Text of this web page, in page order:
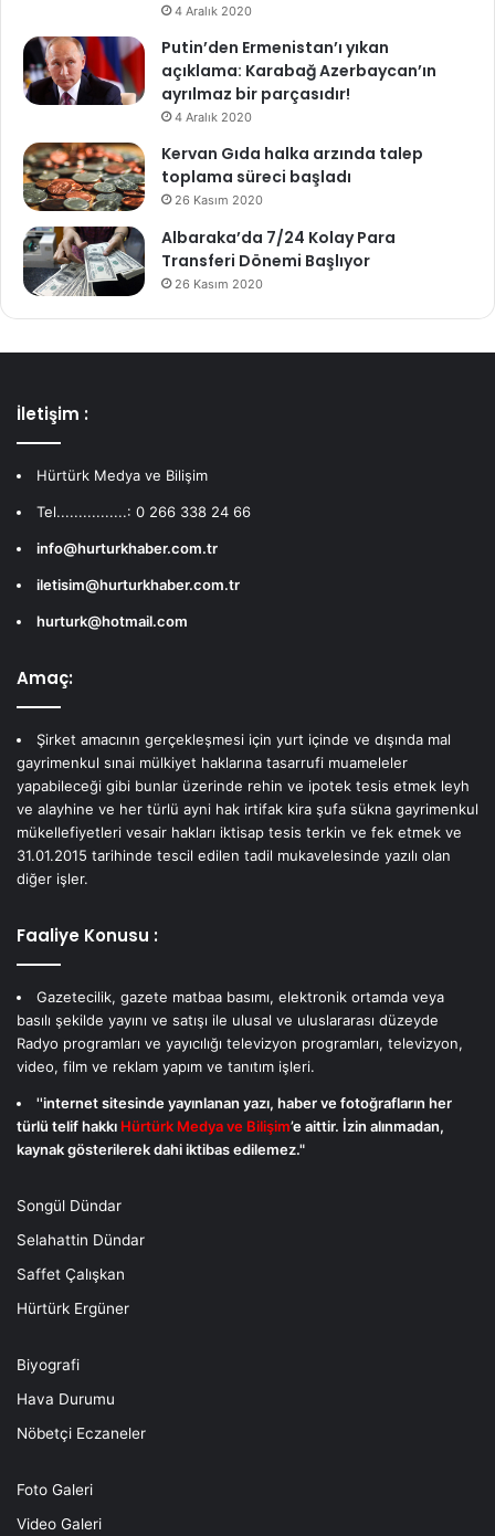
4 Aralık 2020
Putin’den Ermenistan’ı yıkan
açıklama: Karabağ Azerbaycan’ın
ayrılmaz bir parçasıdır!
4 Aralık 2020
Kervan Gıda halka arzında talep
toplama süreci başladı
26 Kasım 2020
Albaraka’da 7/24 Kolay Para
Transferi Dönemi Başlıyor
26 Kasım 2020
İletişim :
Hürtürk Medya ve Bilişim
Tel................: 0 266 338 24 66
info@hurturkhaber.com.tr
iletisim@hurturkhaber.com.tr
hurturk@hotmail.com
Amaç:
Şirket amacının gerçekleşmesi için yurt içinde ve dışında mal
gayrimenkul sınai mülkiyet haklarına tasarrufi muameleler
yapabileceği gibi bunlar üzerinde rehin ve ipotek tesis etmek leyh
ve alayhine ve her türlü ayni hak irtifak kira şufa sükna gayrimenkul
mükellefiyetleri vesair hakları iktisap tesis terkin ve fek etmek ve
31.01.2015 tarihinde tescil edilen tadil mukavelesinde yazılı olan
diğer işler.
Faaliye Konusu :
Gazetecilik, gazete matbaa basımı, elektronik ortamda veya
basılı şekilde yayını ve satışı ile ulusal ve uluslararası düzeyde
Radyo programları ve yayıcılığı televizyon programları, televizyon,
video, film ve reklam yapım ve tanıtım işleri.
''internet sitesinde yayınlanan yazı, haber ve fotoğrafların her
türlü telif hakkı Hürtürk Medya ve Bilişim’e aittir. İzin alınmadan,
kaynak gösterilerek dahi iktibas edilemez."
Songül Dündar
Selahattin Dündar
Saffet Çalışkan
Hürtürk Ergüner
Biyografi
Hava Durumu
Nöbetçi Eczaneler
Foto Galeri
Video Galeri